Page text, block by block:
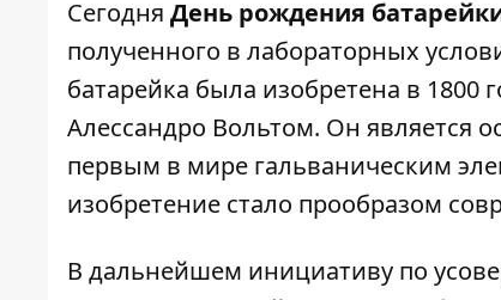
Сегодня День рождения
полученного в лабораторных
батарейка была изобретена в
Алессандро Вольтом. Он является
первым в мире гальваническим
изобретение стало прообразом
В дальнейшем инициативу по